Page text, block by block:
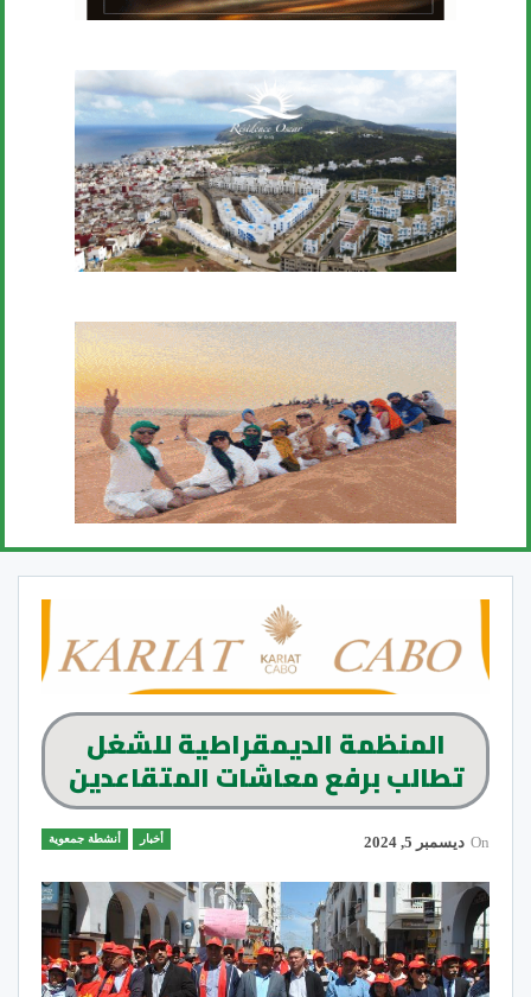
المنظمة الديمقراطية للشغل
تطالب برفع معاشات المتقاعدين
أخبار أنشطة جمعوية On ديسمبر 5, 2024